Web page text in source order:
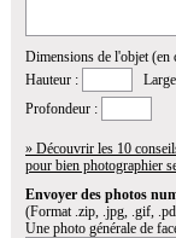
Dimensions de l'objet (en
Hauteur :
Profondeur :
» Découvrir les 10
pour bien photographier
Envoyer des photos
(Format .zip, .jpg, .gif,
Une photo générale de